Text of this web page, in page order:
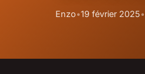
Enzo•19 février 2025•